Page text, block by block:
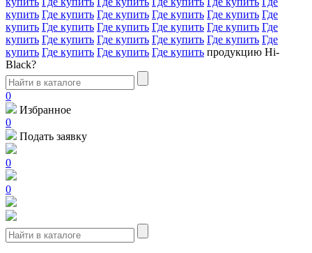
купить Где купить Где купить Где купить Где купить Где
купить Где купить Где купить Где купить Где купить Где
купить Где купить Где купить Где купить Где купить Где
купить Где купить Где купить Где купить продукцию Hi-
Black?
0
Избранное
0
Подать заявку
0
0